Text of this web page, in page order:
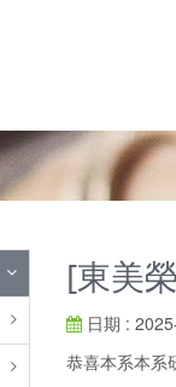
[東美
日期 :
恭喜本系本系